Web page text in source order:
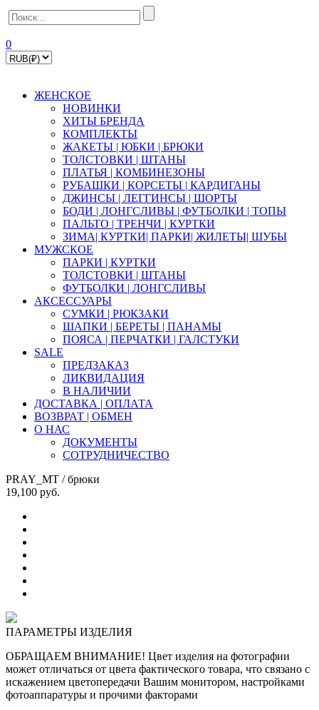
0
ЖЕНСКОЕ
НОВИНКИ
ХИТЫ БРЕНДА
КОМПЛЕКТЫ
ЖАКЕТЫ | ЮБКИ | БРЮКИ
ТОЛСТОВКИ | ШТАНЫ
ПЛАТЬЯ | КОМБИНЕЗОНЫ
РУБАШКИ | КOPСЕТЫ | КАРДИГАНЫ
ДЖИНСЫ | ЛЕГГИНСЫ | ШОРТЫ
БОДИ | ЛОНГСЛИВЫ | ФУТБОЛКИ | ТОПЫ
ПАЛЬТО | ТРЕНЧИ | КУРТКИ
ЗИМА| КУРТКИ| ПАРКИ| ЖИЛЕТЫ| ШУБЫ
МУЖСКОЕ
ПАРКИ | КУРТКИ
ТОЛСТОВКИ | ШТАНЫ
ФУТБОЛКИ | ЛОНГСЛИВЫ
АКСЕССУАРЫ
СУМКИ | РЮКЗАКИ
ШАПКИ | БЕРЕТЫ | ПАНАМЫ
ПОЯСА | ПЕРЧАТКИ | ГАЛСТУКИ
SALE
ПРЕДЗАКАЗ
ЛИКВИДАЦИЯ
В НАЛИЧИИ
ДОСТАВКА | ОПЛАТА
ВОЗВРАТ | ОБМЕН
О НАС
ДОКУМЕНТЫ
СОТРУДНИЧЕСТВО
PRAY_MT / брюки
19,100 руб.
ПАРАМЕТРЫ ИЗДЕЛИЯ
ОБРАЩАЕМ ВНИМАНИЕ! Цвет изделия на фотографии
может отличаться от цвета фактического товара, что связано с
искажением цветопередачи Вашим монитором, настройками
фотоаппаратуры и прочими факторами